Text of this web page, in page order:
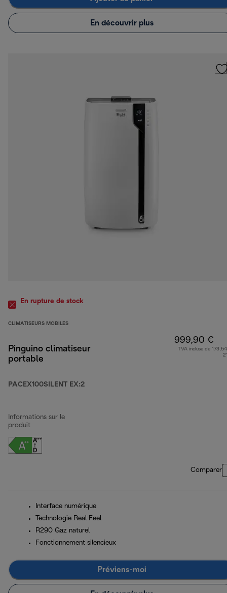
En découvrir plus
En rupture de stock
CLIMATISEURS MOBILES
Pinguino climatiseur
portable
PACEX100SILENT EX:2
999,90 €
TVA incluse de
Informations sur le
produit
Comparer
Interface numérique
Technologie Real Feel
R290 Gaz naturel
Fonctionnement silencieux
Préviens-moi